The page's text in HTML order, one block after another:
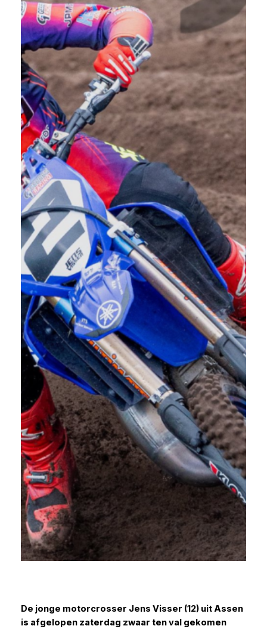
De jonge motorcrosser Jens Visser (12) uit Assen
is afgelopen zaterdag zwaar ten val gekomen